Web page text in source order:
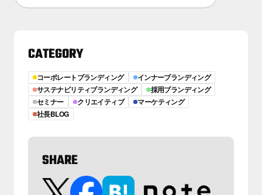
CATEGORY
コーポレートブランディング
インナーブランディング
サステナビリティブランディング
採用ブランディング
セミナー
クリエイティブ
マーケティング
社長BLOG
SHARE